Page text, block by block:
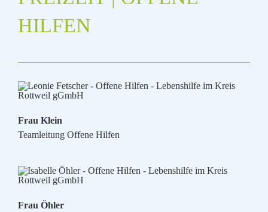
HILFEN
Frau Klein
Teamleitung Offene Hilfen
Frau Öhler